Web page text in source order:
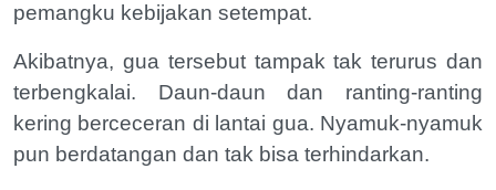
pemangku kebijakan setempat.
Akibatnya, gua tersebut tampak tak terurus dan
terbengkalai. Daun-daun dan ranting-ranting
kering berceceran di lantai gua. Nyamuk-nyamuk
pun berdatangan dan tak bisa terhindarkan.